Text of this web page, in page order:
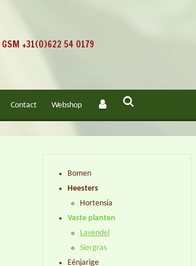
GSM +31(0)622 54 0179
Contact Webshop
Bomen
Heesters
Hortensia
Vaste planten
Lavendel
Siergras
Eénjarige